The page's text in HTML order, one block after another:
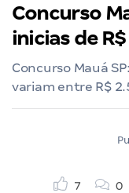
Concurso
inicias de
Concurso Mauá
variam entre R$
7 0